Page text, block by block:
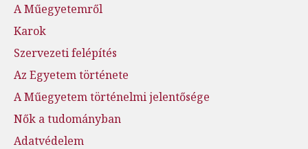
A Műegyetemről
Karok
Szervezeti felépítés
Az Egyetem története
A Műegyetem történelmi jelentősége
Nők a tudományban
Adatvédelem